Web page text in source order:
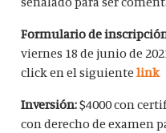
Formulario de
viernes 18 de junio de
click en el siguientelink
Inversión:$4000 con
con derecho de examen